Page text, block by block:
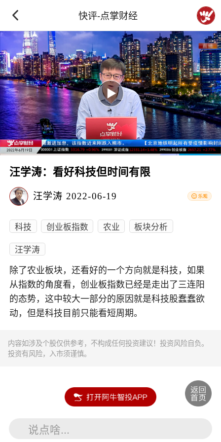
快评-点掌财经
汪学涛：看好科技但时间有限
汪学涛 2022-06-19
科技 创业板指数 农业
板块分析
汪学涛
除了农业板块，还看好的一个方向就是科技，如果
从指数的角度看，创业板指数已经是走出了三连阳
的态势，这中较大一部分的原因就是科技股蠢蠢欲
动，但是科技目前只能看短周期。
内容如涉及个股仅供参考，不构成任何投资建议！投资风险自负。
投资有风险，入市须谨慎。
说点啥...